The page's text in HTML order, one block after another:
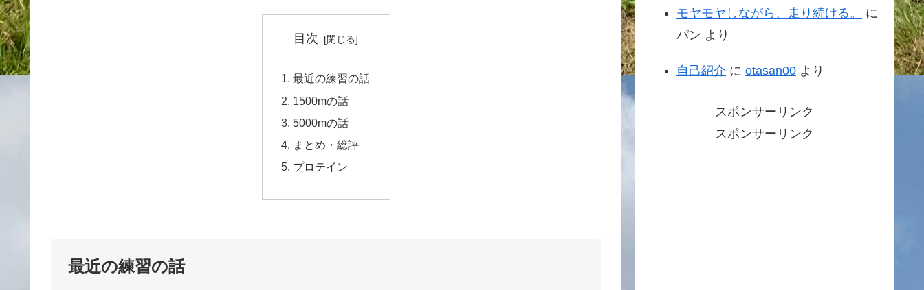
目次
最近の練習の話
1500mの話
5000mの話
まとめ・総評
プロテイン
最近の練習の話
モヤモヤしながら、走り続ける。
に
パン より
自己紹介 に otasan00 より
スポンサーリンク
スポンサーリンク